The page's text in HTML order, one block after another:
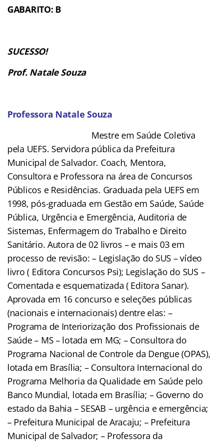
GABARITO: B
SUCESSO!
Prof. Natale Souza
Professora Natale Souza
Mestre em Saúde Coletiva
pela UEFS. Servidora pública da Prefeitura
Municipal de Salvador. Coach, Mentora,
Consultora e Professora na área de Concursos
Públicos e Residências. Graduada pela UEFS em
1998, pós-graduada em Gestão em Saúde, Saúde
Pública, Urgência e Emergência, Auditoria de
Sistemas, Enfermagem do Trabalho e Direito
Sanitário. Autora de 02 livros – e mais 03 em
processo de revisão: – Legislação do SUS – vídeo
livro ( Editora Concursos Psi); Legislação do SUS –
Comentada e esquematizada ( Editora Sanar).
Aprovada em 16 concurso e seleções públicas
(nacionais e internacionais) dentre elas: –
Programa de Interiorização dos Profissionais de
Saúde – MS – lotada em MG; – Consultora do
Programa Nacional de Controle da Dengue (OPAS),
lotada em Brasília; – Consultora Internacional do
Programa Melhoria da Qualidade em Saúde pelo
Banco Mundial, lotada em Brasília; – Governo do
estado da Bahia – SESAB – urgência e emergência;
– Prefeitura Municipal de Aracaju; – Prefeitura
Municipal de Salvador; – Professora da